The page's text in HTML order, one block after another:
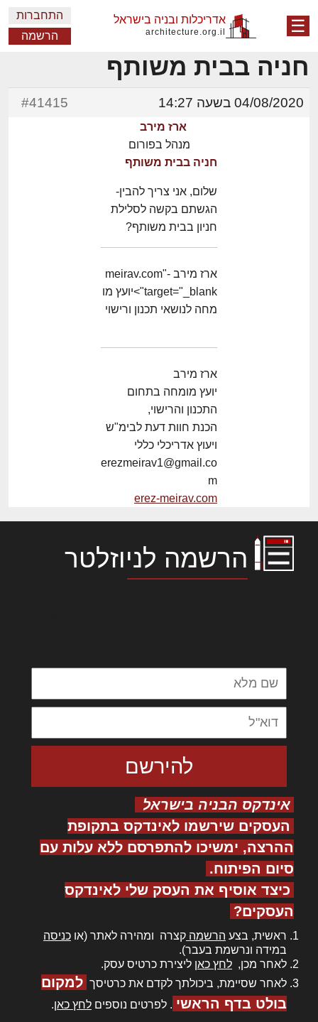
☰ אדריכלות ובניה בישראל
architecture.org.il
התחברות
הרשמה
חניה בבית משותף
04/08/2020 בשעה 14:27 #41415
ארז מירב
מנהל בפורום
חניה בבית משותף
שלום, אני צריך להבין-
הגשתם בקשה לסלילת
חניון בבית משותף?
ארז מירב -meirav.com"
target="_blank">יועץ מו
מחה לנושאי תכנון ורישוי
ארז מירב
יועץ מומחה בתחום
התכנון והרישוי,
הכנת חוות דעת לבימ"ש
ויעוץ אדריכלי כללי
erezmeirav1@gmail.co
m
erez-meirav.com
הרשמה לניוזלטר
אינדקס הבניה בישראל
העסקים שירשמו לאינדקס בתקופת
ההרצה, ימשיכו להתפרסם ללא עלות עם
סיום הפיתוח.
כיצד אוסיף את העסק שלי לאינדקס
העסקים?
ראשית, בצע הרשמה קצרה ומהירה לאתר (או כניסה
במידה ונרשמת בעבר).
לאחר מכן, לחץ כאן ליצירת כרטיס עסק.
לאחר שסיימת, ביכולתך לקדם את כרטיסך למקום
בולט בדף הראשי . לפרטים נוספים לחץ כאן.